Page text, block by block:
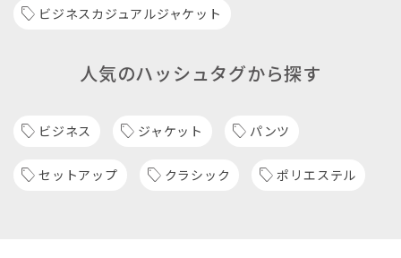
ビジネスカジュアルジャケット
人気のハッシュタグから探す
ビジネス ジャケット パンツ
セットアップ クラシック ポリエステル